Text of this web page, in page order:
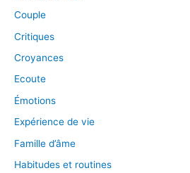
Couple
Critiques
Croyances
Ecoute
Émotions
Expérience de vie
Famille d’âme
Habitudes et routines